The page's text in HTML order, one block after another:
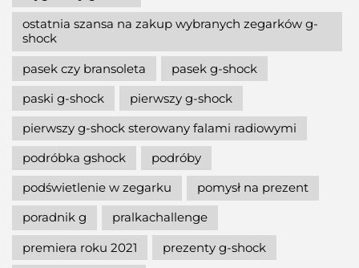
ostatnia szansa na zakup wybranych zegarków g-
shock
pasek czy bransoleta
pasek g-shock
paski g-shock
pierwszy g-shock
pierwszy g-shock sterowany falami radiowymi
podróbka gshock
podróby
podświetlenie w zegarku
pomysł na prezent
poradnik g
pralkachallenge
premiera roku 2021
prezenty g-shock